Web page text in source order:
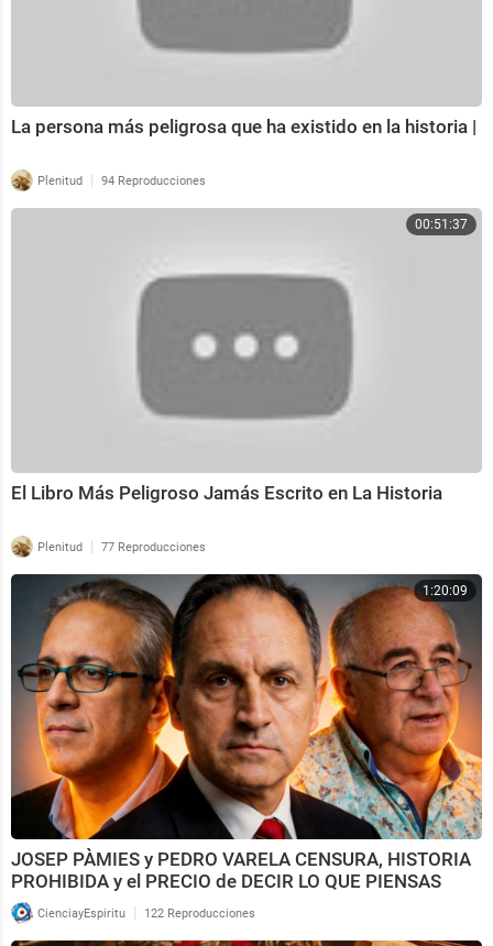
La persona más peligrosa que ha existido en la historia |
Plenitud | 94 Reproducciones
00:51:37
El Libro Más Peligroso Jamás Escrito en La Historia
Plenitud | 77 Reproducciones
1:20:09
JOSEP PÀMIES y PEDRO VARELA CENSURA, HISTORIA
PROHIBIDA y el PRECIO de DECIR LO QUE PIENSAS
CienciayEspiritu | 122 Reproducciones